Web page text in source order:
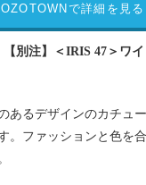
別注】＜IRIS 47＞ワ
あるデザインのカチュー
。ファッションと色を
で詳細を見る